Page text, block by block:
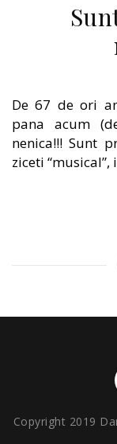
De 67 de ori
pana acum
nenica!!! Sunt
ziceti
Copyright 2019